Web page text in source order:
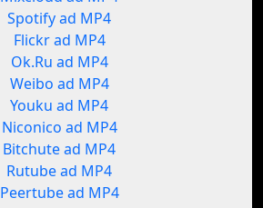
Spotify ad MP4
Flickr ad MP4
Ok.Ru ad MP4
Weibo ad MP4
Youku ad MP4
Niconico ad MP4
Bitchute ad MP4
Rutube ad MP4
Peertube ad MP4